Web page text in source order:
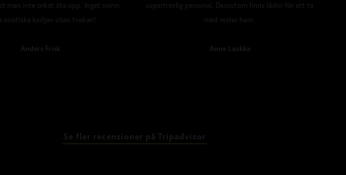
man inte orkat äta upp. Inget svinn.
asiatiska kedjan utan tvekan!
Anders Frisk
supertrevlig personal. Dessutom finns lådor för att ta
med rester hem.
Anne Laukka
Se fler recensioner på Tripadvisor